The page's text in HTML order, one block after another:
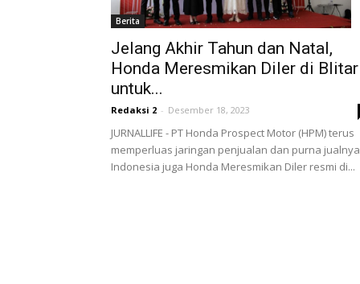
Berita
Jelang Akhir Tahun dan Natal,
Honda Meresmikan Diler di Blitar
untuk...
Redaksi 2 - Desember 18, 2023
JURNALLIFE - PT Honda Prospect Motor (HPM) terus
memperluas jaringan penjualan dan purna
Indonesia juga Honda Meresmikan Diler resmi di...